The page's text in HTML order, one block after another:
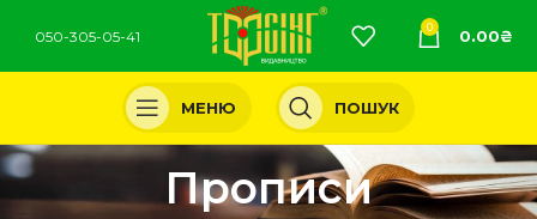
050-305-05-41
0 0.00₴
МЕНЮ ПОШУК
Прописи